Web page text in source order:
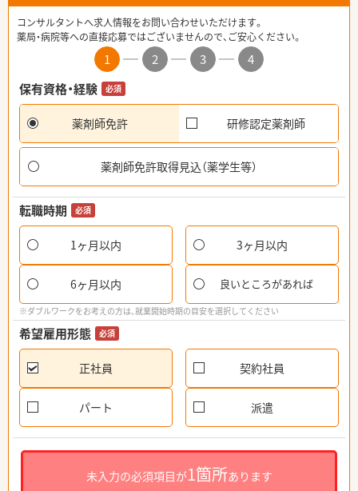
コンサルタントへ求人情報をお問い合わせいただけます。
薬局・病院等への直接応募ではございませんので、ご安心ください。
1 2 3
4
保有資格・経験
必須
薬剤師免許 研修認定薬剤師
薬剤師免許取得見込（薬学生等）
転職時期 必須
1ヶ月以内 3ヶ月以内
6ヶ月以内 良いところがあれば
※ダブルワークをお考えの方は、就業開始時期の目安を選択してください
希望雇用形態 必須
正社員 契約社員
パート 派遣
未入力の必須項目が1箇所あります